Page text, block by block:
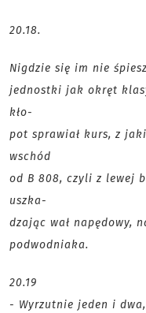
20.18.
Nigdzie się im nie
jednostki jak okręt
kło-
pot sprawiał kurs, z
wschód
od B 808, czyli z lewej
uszka-
dzając wał napędowy,
podwodniaka.
20.19
- Wyrzutnie jeden i